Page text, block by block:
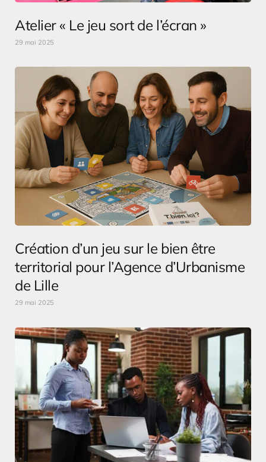
Atelier « Le jeu sort de l’écran »
29 mai 2025
Création d’un jeu sur le bien être
territorial pour l’Agence d’Urbanisme
de Lille
29 mai 2025